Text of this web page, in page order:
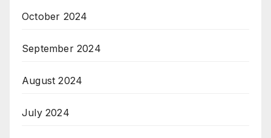
October 2024
September 2024
August 2024
July 2024